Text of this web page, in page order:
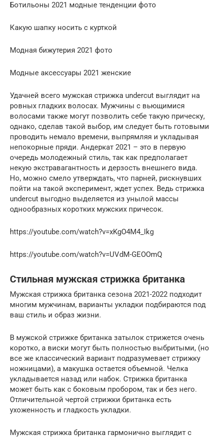
Ботильоны 2021 модные тенденции фото
Какую шапку носить с курткой
Модная бижутерия 2021 фото
Модные аксессуары 2021 женские
Удачней всего мужская стрижка undercut выглядит на
ровных гладких волосах. Мужчины с вьющимися
волосами также могут позволить себе такую прическу,
однако, сделав такой выбор, им следует быть готовыми
проводить немало времени, выпрямляя и укладывая
непокорные пряди. Андеркат 2021 – это в первую
очередь молодежный стиль, так как предполагает
некую экстравагантность и дерзость внешнего вида.
Но, можно смело утверждать, что парней, рискнувших
пойти на такой эксперимент, ждет успех. Ведь стрижка
undercut выгодно выделяется из унылой массы
однообразных коротких мужских причесок.
https://youtube.com/watch?v=xKgO4M4_Ikg
https://youtube.com/watch?v=UVdM-GEOOmQ
Стильная мужская стрижка британка
Мужская стрижка британка сезона 2021-2022 подходит
многим мужчинам, варианты укладки подбираются под
ваш стиль и образ жизни.
В мужской стрижке британка затылок стрижется очень
коротко, а виски могут быть полностью выбритыми, (но
все же классический вариант подразумевает стрижку
ножницами), а макушка остается объемной. Челка
укладывается назад или набок. Стрижка британка
может быть как с боковым пробором, так и без него.
Отличительной чертой стрижки британка есть
ухоженность и гладкость укладки.
Мужская стрижка британка гармонично выглядит с